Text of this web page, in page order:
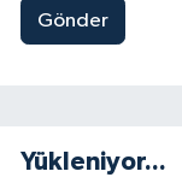
Gönder
Yükleniyor...